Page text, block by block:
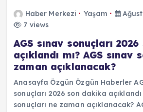
Haber Merkezi Yaşam
7 views
AGS sınav sonuçları
açıklandı mı? AGS sınav
zaman açıklanacak?
Anasayfa Özgün Özgün Haberler
sonuçları 2026 son dakika açıklandı
sonuçları ne zaman açıklanacak?